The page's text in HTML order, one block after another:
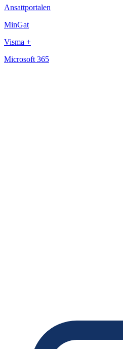
Ansattportalen
MinGat
Visma +
Microsoft 365